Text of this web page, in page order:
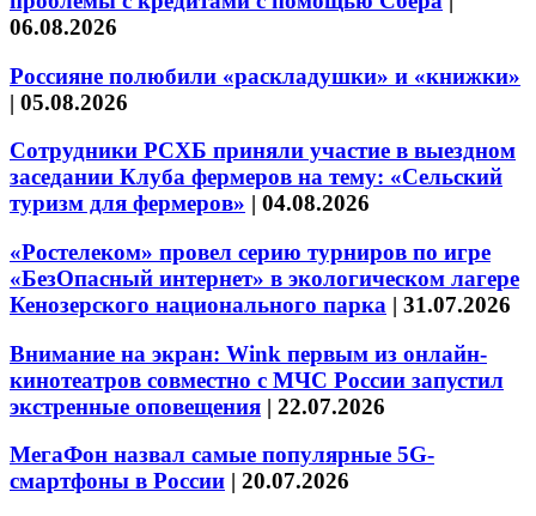
06.08.2026
Россияне полюбили «раскладушки» и «книжки»
| 05.08.2026
Сотрудники РСХБ приняли участие в выездном
заседании Клуба фермеров на тему: «Сельский
туризм для фермеров» | 04.08.2026
«Ростелеком» провел серию турниров по игре
«БезОпасный интернет» в экологическом лагере
Кенозерского национального парка | 31.07.2026
Внимание на экран: Wink первым из онлайн-
кинотеатров совместно с МЧС России запустил
экстренные оповещения | 22.07.2026
МегаФон назвал самые популярные 5G-
смартфоны в России | 20.07.2026